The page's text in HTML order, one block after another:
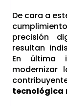
De cara a
precisión
resultan
En última
modernizar
tecnológica